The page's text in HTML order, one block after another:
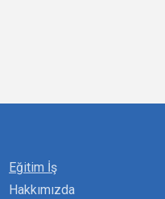
Eğitim İş
Hakkımızda